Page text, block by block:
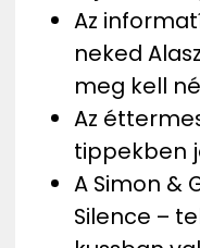
Az
neked
meg kell
Az
tippekben
A Simon &
Silence –